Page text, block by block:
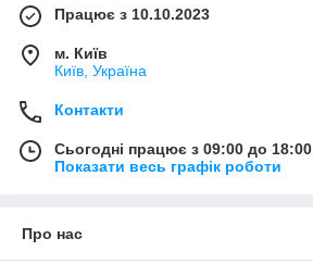
Працює з 10.10.2023
м. Київ
Київ, Україна
Контакти
Сьогодні працює з 09:00 до 18:00
Показати весь графік роботи
Про нас